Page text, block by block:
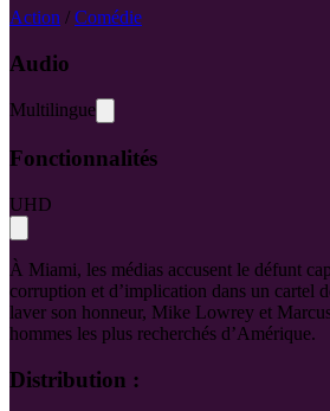
Action / Comédie
Audio
Multilingue
Fonctionnalités
UHD
À Miami, les médias accusent le défunt
corruption et d’implication dans un cartel
laver son honneur, Mike Lowrey et
hommes les plus recherchés d’Amérique.
Distribution :